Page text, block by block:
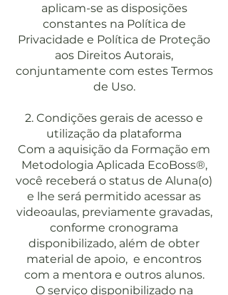
aplicam-se as disposições
constantes na Política de
Privacidade e Política de Proteção
aos Direitos Autorais,
conjuntamente com estes Termos
de Uso.
2. Condições gerais de acesso e
utilização da plataforma
Com a aquisição da Formação em
Metodologia Aplicada EcoBoss®,
você receberá o status de Aluna(o)
e lhe será permitido acessar as
videoaulas, previamente gravadas,
conforme cronograma
disponibilizado, além de obter
material de apoio, e encontros
com a mentora e outros alunos.
O serviço disponibilizado na